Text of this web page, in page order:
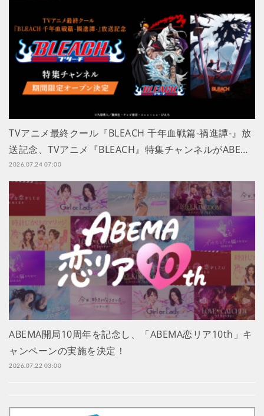
TVアニメ最終クール『BLEACH 千年血戦篇-禍進譚-』放
送記念、TVアニメ『BLEACH』特集チャンネルがABE…
2026.07.24 07:00
ABEMA開局10周年を記念し、「ABEMA恋リア10th」キ
ャンペーンの実施を決定！
2026.07.22 03:00